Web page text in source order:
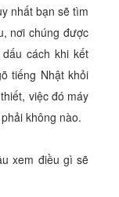
nhất bạn sẽ tìm
nơi chúng được
cách khi kết
tiếng Nhật khỏi
việc đó máy
không nào.
xem điều gì sẽ